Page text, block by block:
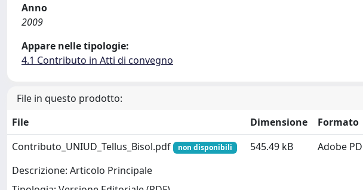
Anno
2009
Appare nelle tipologie:
4.1 Contributo in Atti di convegno
File in questo prodotto:
File
Dimensione
Formato
Contributo_UNIUD_Tellus_Bisol.pdf
non disponibili
Descrizione: Articolo Principale
545.49 kB Adobe